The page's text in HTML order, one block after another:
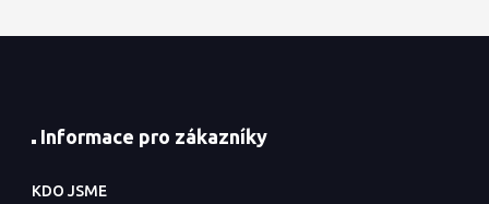
Informace pro zákazníky
KDO JSME